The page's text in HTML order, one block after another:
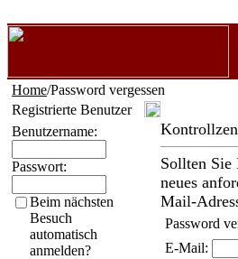
Home/Password vergessen
Registrierte Benutzer
Benutzername:
Passwort:
Beim nächsten
Besuch
automatisch
anmelden?
Sollten Sie
neues
Mail-
Password
E-Mail: